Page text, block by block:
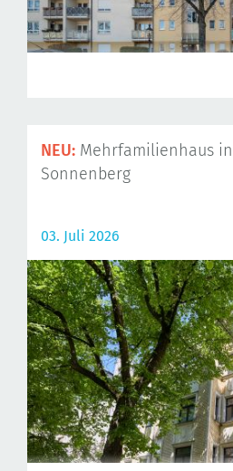
NEU: Mehrfamilienhaus
Sonnenberg
03. Juli 2026